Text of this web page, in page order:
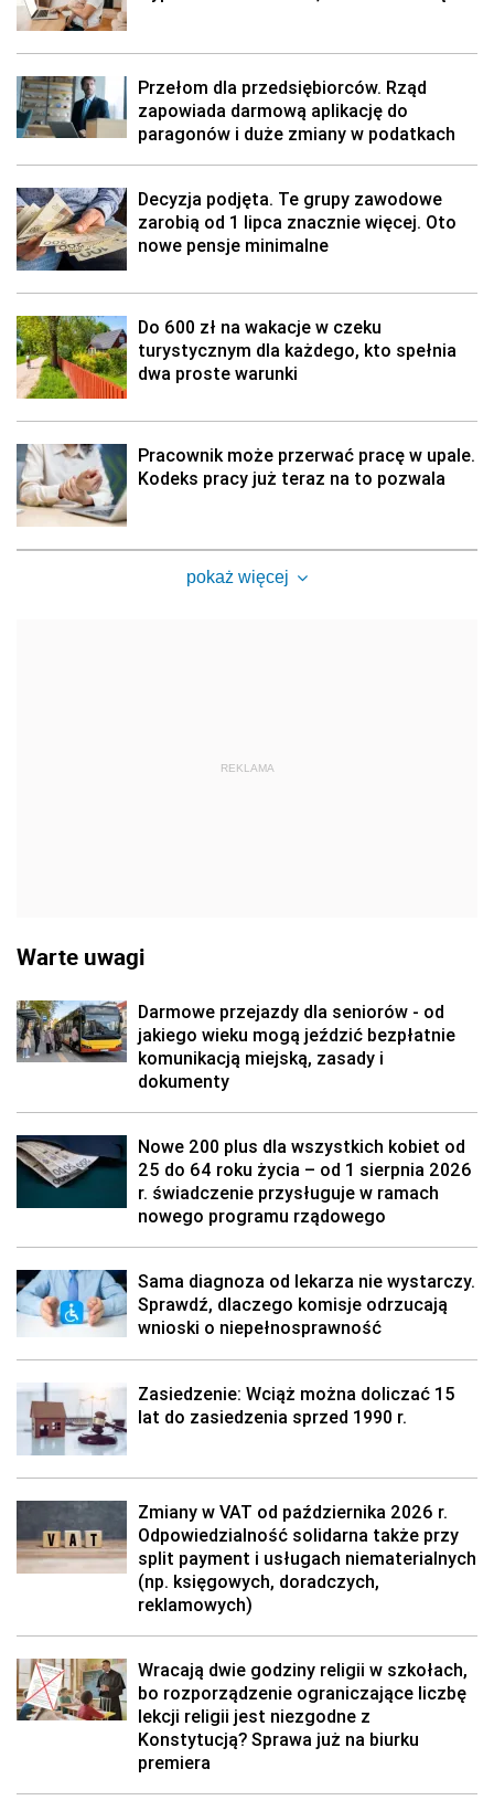
Przełom dla przedsiębiorców. Rząd
zapowiada darmową aplikację do
paragonów i duże zmiany w podatkach
Decyzja podjęta. Te grupy zawodowe
zarobią od 1 lipca znacznie więcej. Oto
nowe pensje minimalne
Do 600 zł na wakacje w czeku
turystycznym dla każdego, kto spełnia
dwa proste warunki
Pracownik może przerwać pracę w upale.
Kodeks pracy już teraz na to pozwala
pokaż więcej
REKLAMA
Warte uwagi
Darmowe przejazdy dla seniorów - od
jakiego wieku mogą jeździć bezpłatnie
komunikacją miejską, zasady i
dokumenty
Nowe 200 plus dla wszystkich kobiet od
25 do 64 roku życia – od 1 sierpnia 2026
r. świadczenie przysługuje w ramach
nowego programu rządowego
Sama diagnoza od lekarza nie wystarczy.
Sprawdź, dlaczego komisje odrzucają
wnioski o niepełnosprawność
Zasiedzenie: Wciąż można doliczać 15
lat do zasiedzenia sprzed 1990 r.
Zmiany w VAT od października 2026 r.
Odpowiedzialność solidarna także przy
split payment i usługach niematerialnych
(np. księgowych, doradczych,
reklamowych)
Wracają dwie godziny religii w szkołach,
bo rozporządzenie ograniczające liczbę
lekcji religii jest niezgodne z
Konstytucją? Sprawa już na biurku
premiera